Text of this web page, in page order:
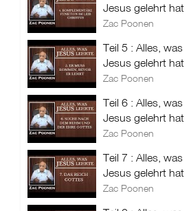
Jesus gelehrt hat
Zac Poonen
Teil 5 : Alles, was
Jesus gelehrt hat
Zac Poonen
Teil 6 : Alles, was
Jesus gelehrt hat
Zac Poonen
Teil 7 : Alles, was
Jesus gelehrt hat
Zac Poonen